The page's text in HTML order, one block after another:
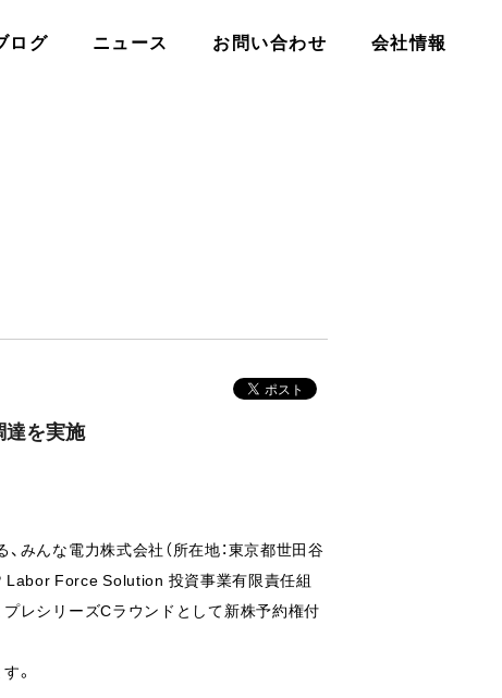
ログ ニュース お問い合わせ 会社情報
達を実施
みんな電力株式会社（所在地：東京都世田谷
Labor Force Solution 投資事業有限責任組
プレシリーズCラウンドとして新株予約権付
。